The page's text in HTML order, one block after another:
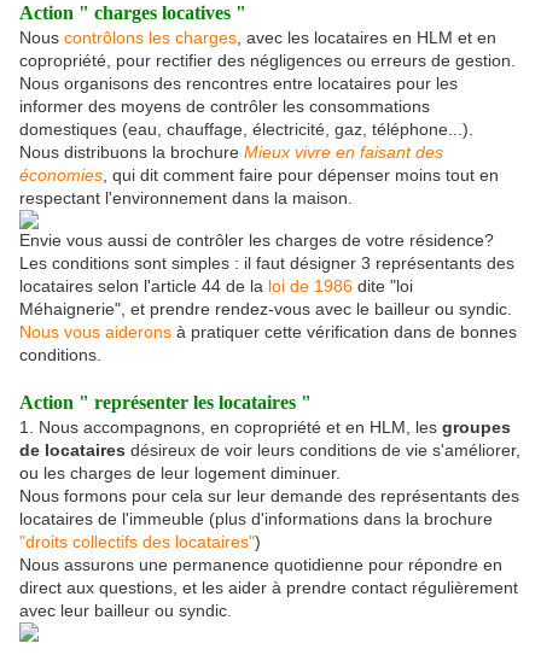
Action " charges locatives "
Nous contrôlons les charges , avec les locataires en HLM et en
copropriété, pour rectifier des négligences ou erreurs de gestion.
Nous organisons des rencontres entre locataires pour les
informer des moyens de contrôler les consommations
domestiques (eau, chauffage, électricité, gaz, téléphone...).
Nous distribuons la brochure Mieux vivre en faisant des
économies , qui dit comment faire pour dépenser moins tout en
respectant l'environnement dans la maison.
Envie vous aussi de contrôler les charges de votre résidence?
Les conditions sont simples : il faut désigner 3 représentants des
locataires selon l'article 44 de la loi de 1986 dite "loi
Méhaignerie", et prendre rendez-vous avec le bailleur ou syndic.
Nous vous aiderons à pratiquer cette vérification dans de bonnes
conditions.
Action " représenter les locataires "
1. Nous accompagnons, en copropriété et en HLM, les groupes
de locataires désireux de voir leurs conditions de vie s'améliorer,
ou les charges de leur logement diminuer.
Nous formons pour cela sur leur demande des représentants des
locataires de l'immeuble (plus d'informations dans la brochure
"droits collectifs des locataires")
Nous assurons une permanence quotidienne pour répondre en
direct aux questions, et les aider à prendre contact régulièrement
avec leur bailleur ou syndic.